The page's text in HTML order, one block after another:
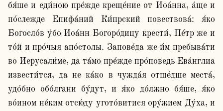
бя́ше и еди́ною пре́жде креще́ние от Иоа́нна, а́ще и
по́слежде Епифа́ний Ки́прский повествова́: я́ко
Богосло́в у́бо Иоа́нн Богоро́дицу крести́, Пе́тр же и
то́й и про́чыя апо́столы. Запове́да же и́м пребыва́ти
во Иерусали́ме, да та́мо пре́жде про́поведь Ева́нглиа
извести́тся, да не ка́ко в чужда́я отше́дше места́,
удо́бно обо́лгани бу́дут, и я́ко до́лжно бя́ше, я́ко
во́ином не́ким отсю́ду угото́витися ору́жием Ду́ха, и